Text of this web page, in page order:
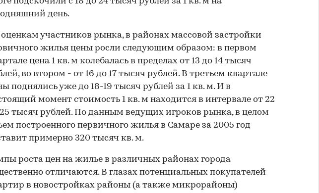
день.
участников рынка, в районах массовой застройки
жилья цены росли следующим образом: в первом
цена 1 кв. м колебалась в пределах от 13 до 14 тысяч
во втором - от 16 до 17 тысяч рублей. В третьем квартале
поднялись уже до 18-19 тысяч рублей за 1 кв. м. И в
момент стоимость 1 кв. м находится в интервале от 22
тысяч рублей. По данным ведущих игроков рынка, в целом
построенного первичного жилья в Самаре за 2005 год
примерно 320 тысяч кв. м.
роста цен на жилье в различных районах города
отличаются. В глазах потенциальных покупателей
в новостройках районы (а также микрорайоны)